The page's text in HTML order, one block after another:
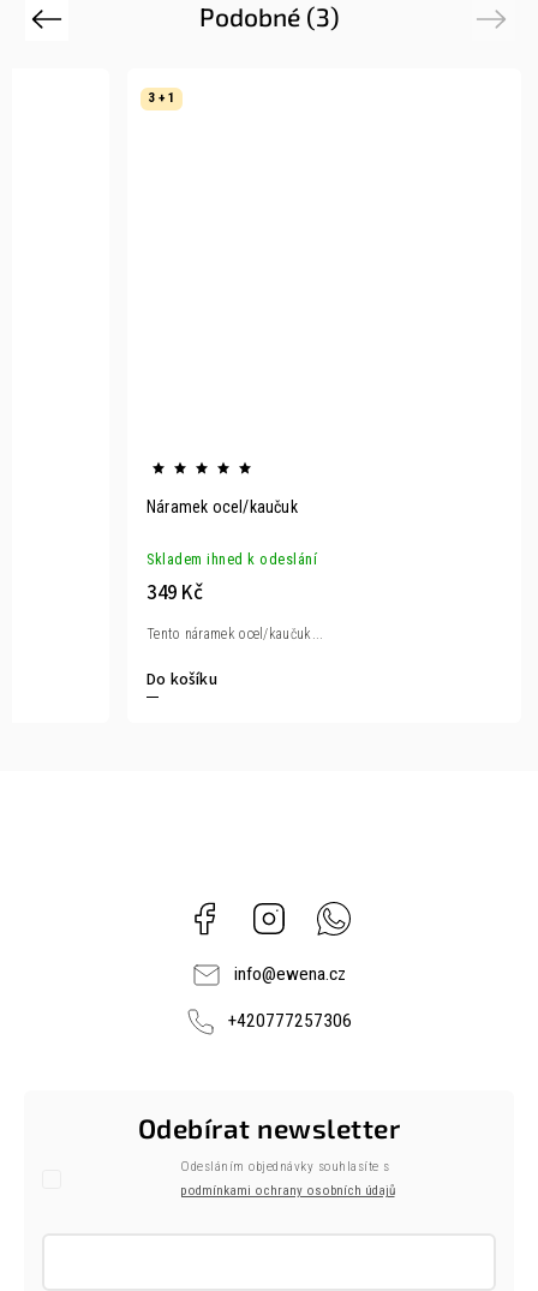
Podobné (3)
Previous
3 + 1
Náramek ocel/kaučuk
Skladem ihned k odeslání
349 Kč
Do košíku
Tento náramek ocel/kaučuk...
Next
Facebook Instagram
info@ewena.cz
+420777257306
Odebírat newsletter
Odesláním objednávky souhlasíte s
podmínkami ochrany osobních údajů